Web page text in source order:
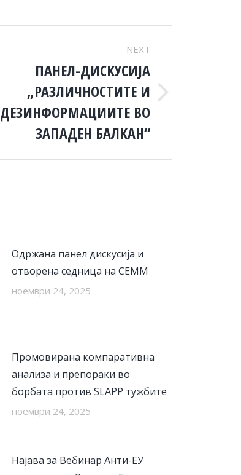
NEXT
ПАНЕЛ-ДИСКУСИЈА
„РАЗЛИЧНОСТИТЕ И
ДЕЗИНФОРМАЦИИТЕ ВО
ЗАПАДЕН БАЛКАН“
Одржана панел дискусија и
отворена седница на СЕММ
ноември 24, 2025
Промовирана компаративна
анализа и препораки во
борбата против SLAPP тужбите
ноември 24, 2025
Најава за Вебинар Анти-ЕУ